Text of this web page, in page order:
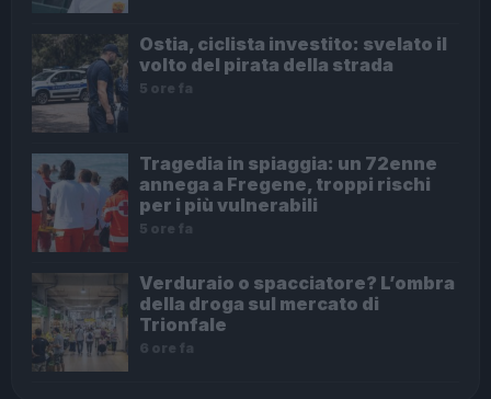
Ostia, ciclista investito: svelato il
volto del pirata della strada
5 ore fa
Tragedia in spiaggia: un 72enne
annega a Fregene, troppi rischi
per i più vulnerabili
5 ore fa
Verduraio o spacciatore? L’ombra
della droga sul mercato di
Trionfale
6 ore fa